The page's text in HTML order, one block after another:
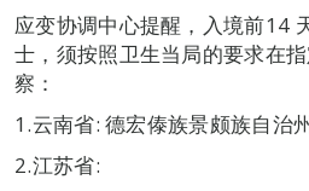
应变协调中心提醒，入境前14
士，须按照卫生当局的要求在
察：
1.云南省: 德宏傣族景颇族自治
2.江苏省: